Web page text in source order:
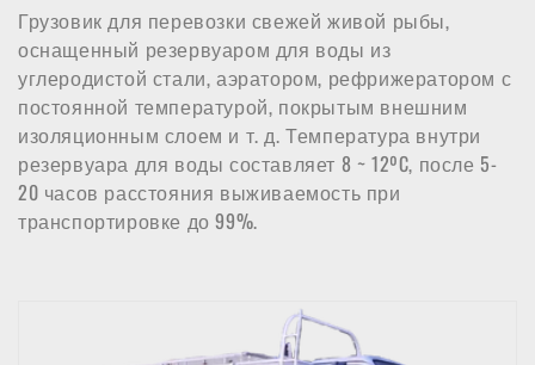
Грузовик для перевозки свежей живой рыбы,
оснащенный резервуаром для воды из
углеродистой стали, аэратором, рефрижератором с
постоянной температурой, покрытым внешним
изоляционным слоем и т. д. Температура внутри
резервуара для воды составляет 8 ~ 12ºC, после 5-
20 часов расстояния выживаемость при
транспортировке до 99%.